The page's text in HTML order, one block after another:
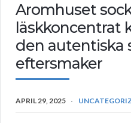
Aromhuset
läskkoncentrat
den autentiska
eftersmaker
APRIL 29, 2025